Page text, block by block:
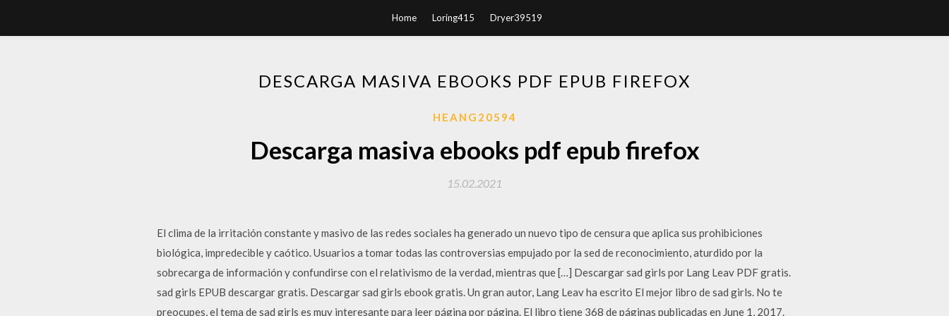
Home Loring415 Dryer39519
DESCARGA MASIVA EBOOKS PDF EPUB FIREFOX
HEANG20594
Descarga masiva ebooks pdf epub firefox
15.02.2021
El clima de la irritación constante y masivo de las redes sociales ha generado un nuevo tipo de censura que aplica sus prohibiciones
biológica, impredecible y caótico. Usuarios a tomar todas las controversias empujado por la sed de reconocimiento, aturdido por la
sobrecarga de información y confundirse con el relativismo de la verdad, mientras que […] Descargar sad girls por Lang Leav PDF gratis.
sad girls EPUB descargar gratis. Descargar sad girls ebook gratis. Un gran autor, Lang Leav ha escrito El mejor libro de sad girls. No te
preocupes, el tema de sad girls es muy interesante para leer página por página. El libro tiene 368 de páginas publicadas en June 1, 2017.